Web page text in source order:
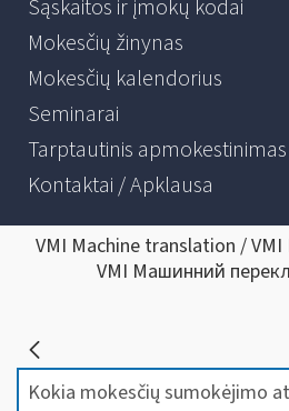
Sąskaitos ir įmokų kodai
Mokesčių žinynas
Mokesčių kalendorius
Seminarai
Tarptautinis apmokestinimas
Kontaktai / Apklausa
VMI Machine translation /
VMI Машинний